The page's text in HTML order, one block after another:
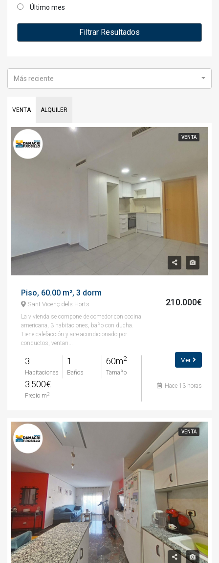
Último mes
Filtrar Resultados
VENTA ALQUILER
Más reciente
VENTA
Piso, 60.00 m², 3 dorm
Sant Vicenç dels Horts
La vivienda se compone de comedor con cocina
americana, 3 habitaciones, baño con ducha.
Tiene calefacción y aire acondicionado por
conductos, ventan...
3
Habitaciones
1
Baños
60m2
Tamaño
3.500€
Precio m 2
210.000€
Ver
Hace 13 horas
VENTA